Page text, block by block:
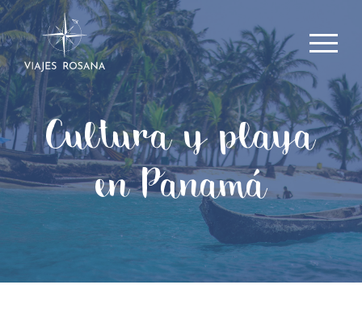
Cultura y playa
en Panamá